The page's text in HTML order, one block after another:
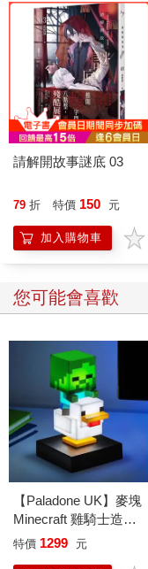
請解開故事謎底 03
79 折 特價 150 元
加入購物車
您可能會喜歡
【Paladone UK】麥塊
Minecraft 雞騎士造型
ICON小夜燈
特價 1299 元